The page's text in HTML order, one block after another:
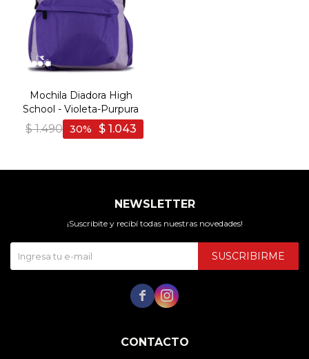
Mochila Diadora High
School - Violeta-Purpura
$ 1.490 $ 1.043
30
CONTACTO
NEWSLETTER
¡Suscribite y recibí todas nuestras novedades!
SUSCRIBIRME
 